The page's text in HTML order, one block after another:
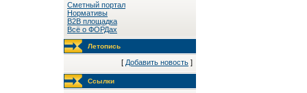
Сметный портал
Нормативы
B2B площадка
Всё о ФОРДах
Летопись
[ Добавить новость ]
Ссылки